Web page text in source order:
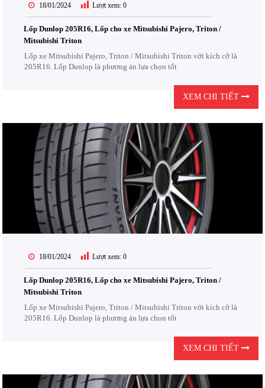
18/01/2024 Lượt xem: 0
Lốp Dunlop 205R16, Lốp cho xe Mitsubishi Pajero, Triton /
Mitsubishi Triton
Lốp xe Mitsubishi Pajero, Triton / Mitsubishi Triton với kích cỡ là
205R16. Lốp Dunlop là phương án lựa chọn tốt
XEM CHI TIẾT
18/01/2024 Lượt xem: 0
Lốp Dunlop 205R16, Lốp cho xe Mitsubishi Pajero, Triton /
Mitsubishi Triton
Lốp xe Mitsubishi Pajero, Triton / Mitsubishi Triton với kích cỡ là
205R16. Lốp Dunlop là phương án lựa chọn tốt
XEM CHI TIẾT